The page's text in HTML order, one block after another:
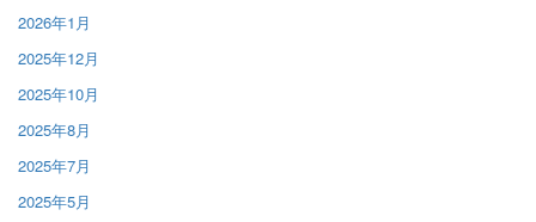
2026年1月
2025年12月
2025年10月
2025年8月
2025年7月
2025年5月